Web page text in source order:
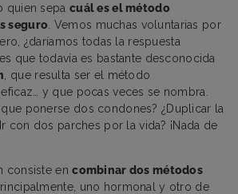
quien sepa cuál es el método
seguro . Vemos muchas voluntarias por
¿daríamos todas la respuesta
que todavía es bastante desconocida
, que resulta ser el método
y que pocas veces se nombra.
que ponerse dos condones? ¿Duplicar la
con dos parches por la vida? ¡Nada de
consiste encombinar dos métodos
uno hormonal y otro de